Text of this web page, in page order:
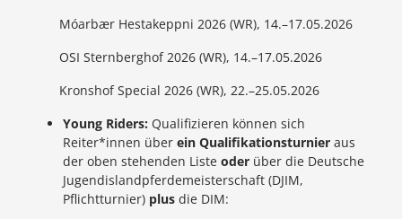
Móarbær Hestakeppni 2026 (WR), 14.–17.05.2026
OSI Sternberghof 2026 (WR), 14.–17.05.2026
Kronshof Special 2026 (WR), 22.–25.05.2026
Young Riders: Qualifizieren können sich
Reiter*innen über ein Qualifikationsturnier aus
der oben stehenden Liste oder über die Deutsche
Jugendislandpferdemeisterschaft (DJIM,
Pflichtturnier) plus die DIM: